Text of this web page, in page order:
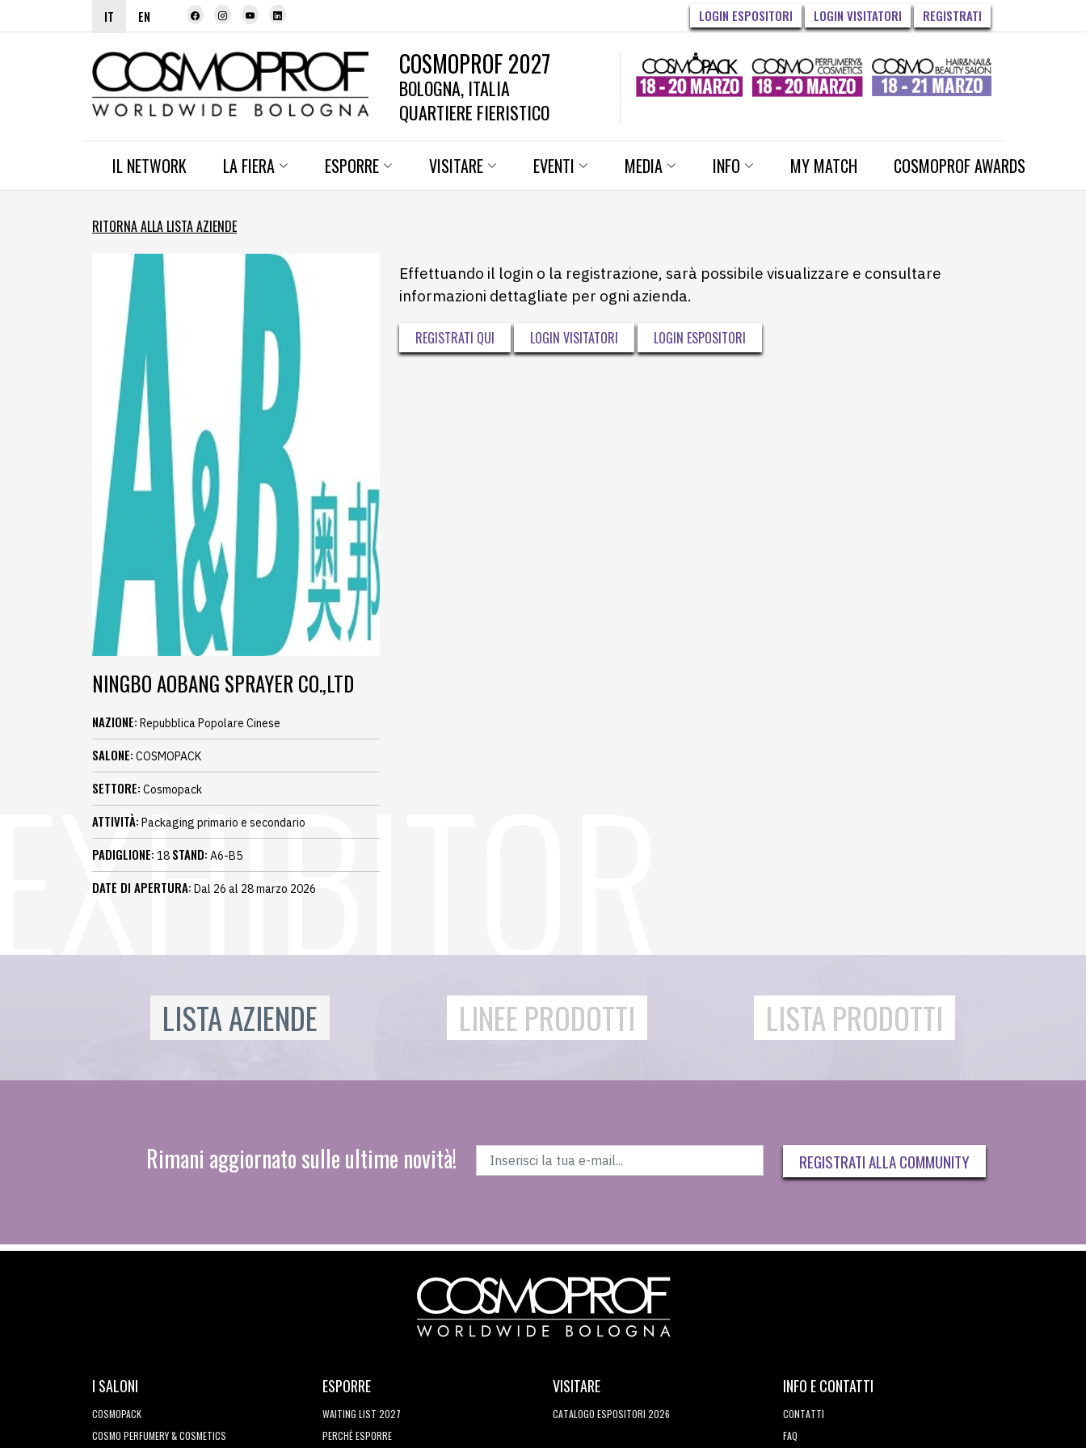
IT EN LOGIN ESPOSITORI LOGIN VISITATORI REGISTRATI
COSMOPROF 2027
BOLOGNA, ITALIA
QUARTIERE FIERISTICO
IL NETWORK LA FIERA ESPORRE VISITARE EVENTI MEDIA INFO MY MATCH COSMOPROF AWARDS
RITORNA ALLA LISTA AZIENDE
NINGBO AOBANG SPRAYER CO.,LTD
NAZIONE: Repubblica Popolare Cinese
SALONE: COSMOPACK
SETTORE: Cosmopack
ATTIVITÀ: Packaging primario e secondario
PADIGLIONE: 18 STAND: A6-B5
DATE DI APERTURA: Dal 26 al 28 marzo 2026
Effettuando il login o la registrazione, sarà possibile visualizzare e consultare
informazioni dettagliate per ogni azienda.
REGISTRATI QUI LOGIN VISITATORI LOGIN ESPOSITORI
LISTA AZIENDE LINEE PRODOTTI LISTA PRODOTTI
Rimani aggiornato sulle ultime novità! REGISTRATI ALLA COMMUNITY
I SALONI
COSMOPACK
COSMO PERFUMERY & COSMETICS
ESPORRE
WAITING LIST 2027
PERCHÈ ESPORRE
VISITARE
CATALOGO ESPOSITORI 2026
INFO E CONTATTI
CONTATTI
FAQ